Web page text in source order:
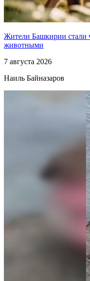
Жители Башкирии стали
животными
7 августа 2026
Наиль Байназаров